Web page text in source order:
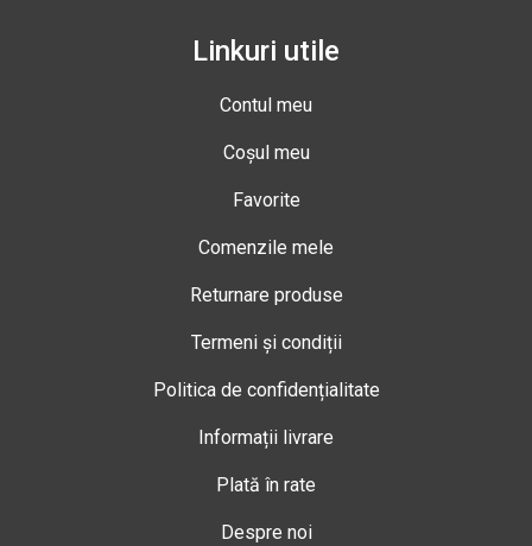
Linkuri utile
Contul meu
Coșul meu
Favorite
Comenzile mele
Returnare produse
Termeni și condiții
Politica de confidențialitate
Informații livrare
Plată în rate
Despre noi